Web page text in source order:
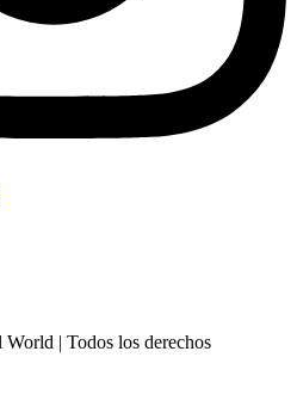
| Todos los derechos